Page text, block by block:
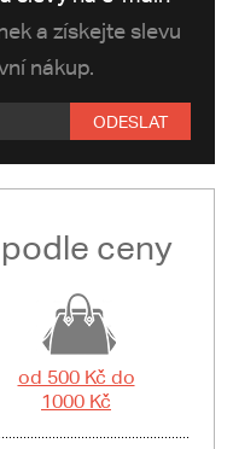
a získejte slevu
nákup.
ODESLAT
ceny
od 500 Kč do
1000 Kč